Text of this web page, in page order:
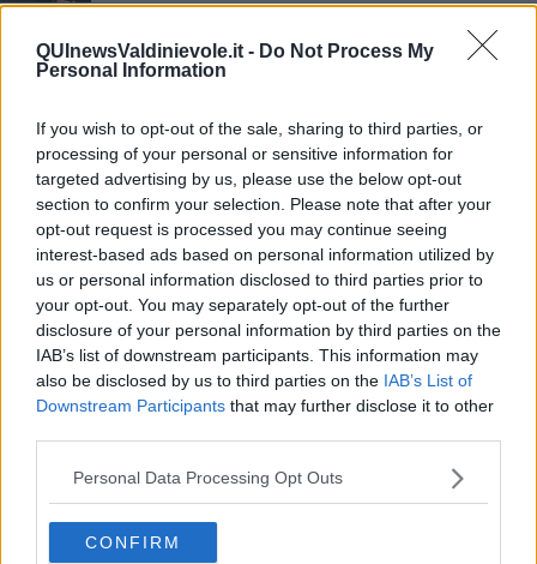
QUInewsValdinievole.it - Do Not Process My
Personal Information
If you wish to opt-out of the sale, sharing to third parties, or
processing of your personal or sensitive information for
targeted advertising by us, please use the below opt-out
section to confirm your selection. Please note that after your
opt-out request is processed you may continue seeing
interest-based ads based on personal information utilized by
us or personal information disclosed to third parties prior to
your opt-out. You may separately opt-out of the further
disclosure of your personal information by third parties on the
IAB’s list of downstream participants. This information may
also be disclosed by us to third parties on the IAB’s List of
Downstream Participants that may further disclose it to other
Personal Data Processing Opt Outs
CONFIRM
Scultore toscano vince "Chi vuol essere
"L'altro ispettore", debutta la fiction girata in
Toscana
Con Elena D'Elia la Toscana canta ad Amici
Ronny dalla Toscana sbanca "Affari Tuoi"
Fialdini saluta Ballando, ma solo per due puntate
Fialdini vince a Ballando con le Stelle malgrado
l'infortunio
Francesca Fialdini infortunata a Ballando con le
Stelle
Il tango di Francesca Fialdini a Ballando con le
Francesca Fialdini sul podio a Ballando con le
stelle
Supercampione toscano sbanca la "Ruota della